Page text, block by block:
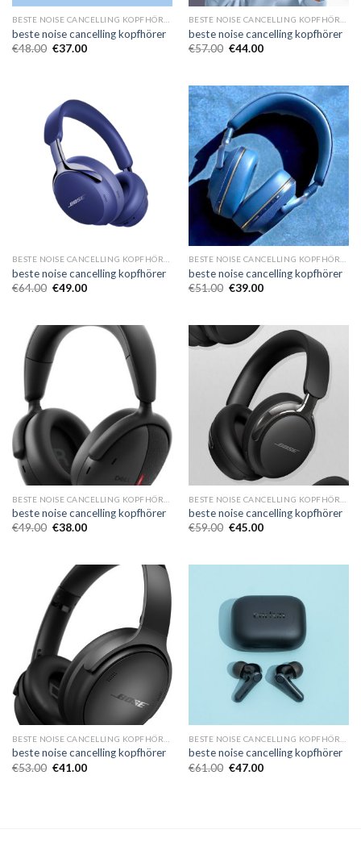
beste noise cancelling kopfhörer
€48.00 €37.00
beste noise cancelling kopfhörer
€57.00 €44.00
BESTE NOISE CANCELLING KOPFHÖRER
beste noise cancelling kopfhörer
€64.00 €49.00
BESTE NOISE CANCELLING KOPFHÖRER
beste noise cancelling kopfhörer
€51.00 €39.00
beste noise cancelling kopfhörer
€49.00 €38.00
beste noise cancelling kopfhörer
€59.00 €45.00
beste noise cancelling kopfhörer
€53.00 €41.00
beste noise cancelling kopfhörer
€61.00 €47.00